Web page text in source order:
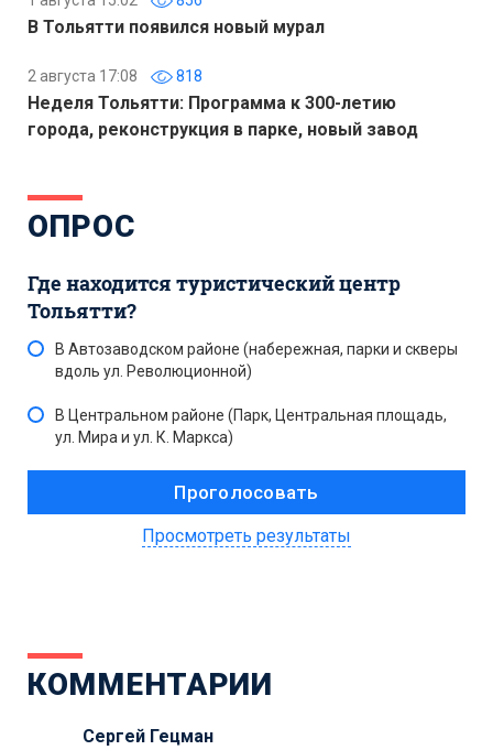
В Тольятти появился новый мурал
2 августа 17:08 818
Неделя Тольятти: Программа к 300-летию
города, реконструкция в парке, новый завод
ОПРОС
Где находится туристический центр
Тольятти?
В Автозаводском районе (набережная, парки и скверы
вдоль ул. Революционной)
В Центральном районе (Парк, Центральная площадь,
ул. Мира и ул. К. Маркса)
Просмотреть результаты
КОММЕНТАРИИ
Сергей Гецман